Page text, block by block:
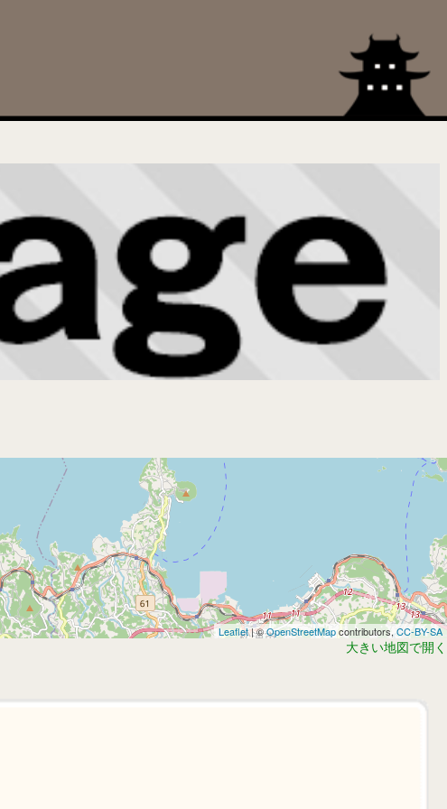
Leaflet| ©OpenStreetMapcontributors,CC-BY-SA
大きい地図で開く